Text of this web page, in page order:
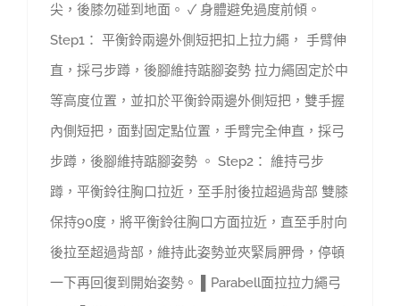
尖，後膝勿碰到地面。 ✓ 身體避免過度前傾。
Step1： 平衡鈴兩邊外側短把扣上拉力繩， 手臂伸
直，採弓步蹲，後腳維持踮腳姿勢 拉力繩固定於中
等高度位置，並扣於平衡鈴兩邊外側短把，雙手握
內側短把，面對固定點位置，手臂完全伸直，採弓
步蹲，後腳維持踮腳姿勢 。 Step2： 維持弓步
蹲，平衡鈴往胸口拉近，至手肘後拉超過背部 雙膝
保持90度，將平衡鈴往胸口方面拉近，直至手肘向
後拉至超過背部，維持此姿勢並夾緊肩胛骨，停頓
一下再回復到開始姿勢。 ▌Parabell面拉拉力繩弓